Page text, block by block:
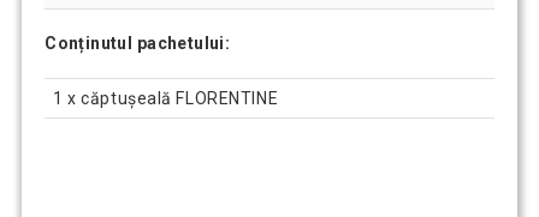
Conținutul pachetului:
1 x căptușeală FLORENTINE